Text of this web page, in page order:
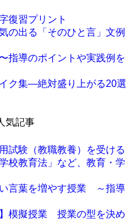
復習プリント
の出る「そのひと言」文例
指導のポイントや実践例を
ク集―絶対盛り上がる20選
気記事
験（教職教養）を受ける
校教育法」など、教育・学
言葉を増やす授業 ～指導
模擬授業 授業の型を決め